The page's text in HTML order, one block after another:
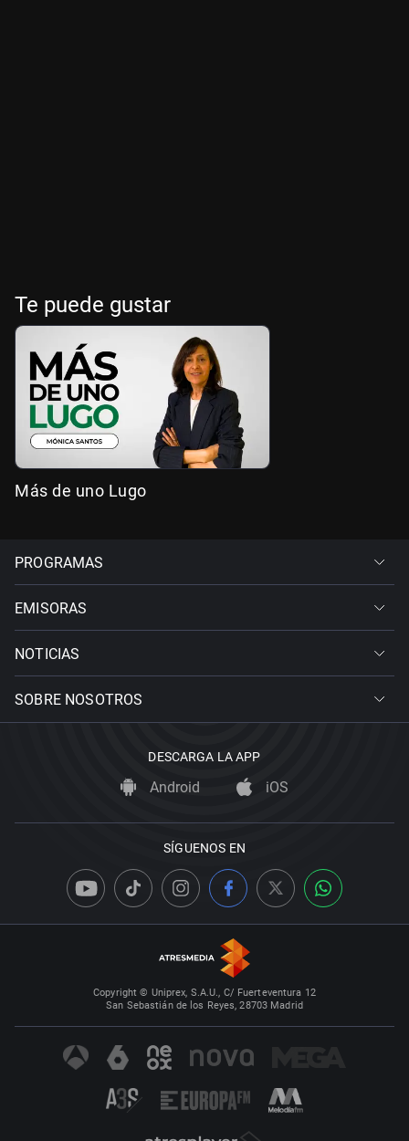
Te puede gustar
Más de uno Lugo
PROGRAMAS
EMISORAS
NOTICIAS
SOBRE NOSOTROS
DESCARGA LA APP
Android iOS
SÍGUENOS EN
Copyright © Uniprex, S.A.U., C/ Fuerteventura 12
San Sebastián de los Reyes, 28703 Madrid